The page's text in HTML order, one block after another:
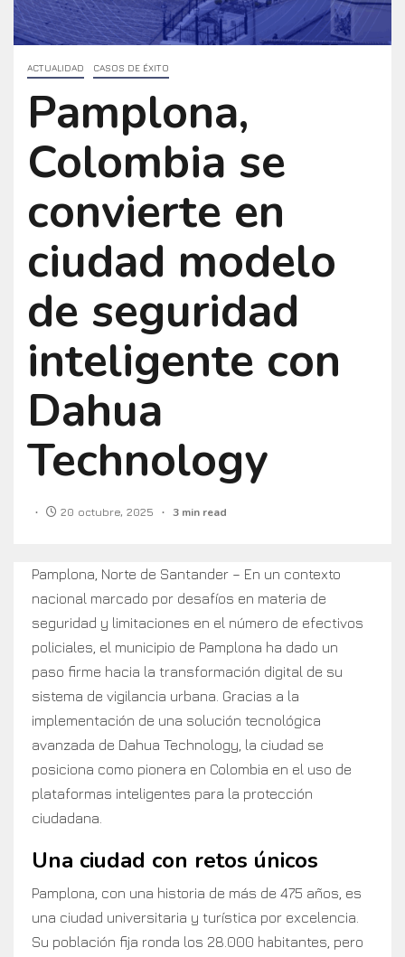
ACTUALIDAD CASOS DE ÉXITO
Pamplona,
Colombia se
convierte en
ciudad modelo
de seguridad
inteligente con
Dahua
Technology
20 octubre, 2025 3 min read
Pamplona, Norte de Santander – En un contexto
nacional marcado por desafíos en materia de
seguridad y limitaciones en el número de efectivos
policiales, el municipio de Pamplona ha dado un
paso firme hacia la transformación digital de su
sistema de vigilancia urbana. Gracias a la
implementación de una solución tecnológica
avanzada de Dahua Technology, la ciudad se
posiciona como pionera en Colombia en el uso de
plataformas inteligentes para la protección
ciudadana.
Una ciudad con retos únicos
Pamplona, con una historia de más de 475 años, es
una ciudad universitaria y turística por excelencia.
Su población fija ronda los 28.000 habitantes, pero